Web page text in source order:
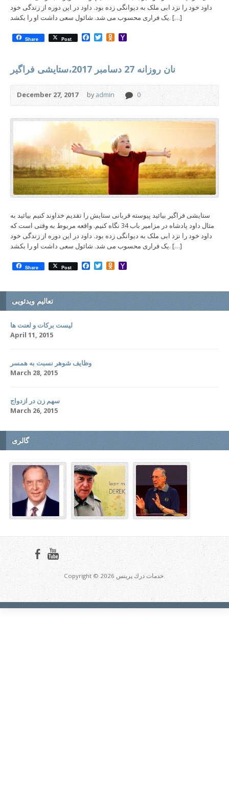
داود خود را نزد ابی ملک به دیوانگی زده بود. داود در این دوره از زندگی خود
یک فراری محسوب می شد. شائول سعی داشت او را بکشد. […]
Share Post Facebook
TwitterOdnoklassniki
نان روزانه 27 دسامبر 2017،ستایشی فراگیر
December 27, 2017 byadmin 0
ستایشی فراگیر بیائید پیوسته قربانی ستایش را تقدیم خداوند کنیم بیائید به
مثال داود پادشاه در مزامیر باب 34 نگاه کنیم. واقعه مربوط به وقتی است که
داود خود را نزد ابی ملک به دیوانگی زده بود. داود در این دوره از زندگی خود
یک فراری محسوب می شد. شائول سعی داشت او را بکشد. […]
Share Post Facebook
TwitterOdnoklassniki
تعالیم ویدئویی
لیست برکات و لعنت ها
April 11, 2015
وظایف شوهر نسبت به همسر
March 28, 2015
سهم زن در ازدواج
March 26, 2015
گالری
Copyright © 2026 خدمات درك پرينس.